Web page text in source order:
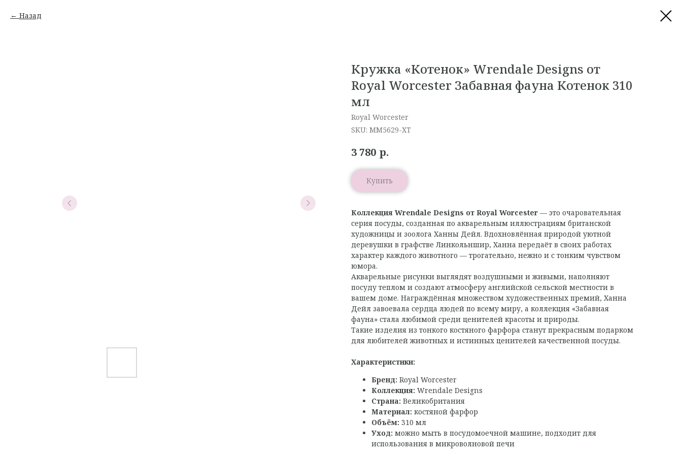
Назад
Кружка «Котенок» Wrendale Designs от
Royal Worcester Забавная фауна Котенок 310
мл
Royal Worcester
SKU: MM5629-XT
3 780 р.
Купить
Коллекция Wrendale Designs от Royal Worcester — это очаровательная
серия посуды, созданная по акварельным иллюстрациям британской
художницы и зоолога Ханны Дейл. Вдохновлённая природой уютной
деревушки в графстве Линкольншир, Ханна передаёт в своих работах
характер каждого животного — трогательно, нежно и с тонким чувством
юмора.
Акварельные рисунки выглядят воздушными и живыми, наполняют
посуду теплом и создают атмосферу английской сельской местности в
вашем доме. Награждённая множеством художественных премий, Ханна
Дейл завоевала сердца людей по всему миру, а коллекция «Забавная
фауна» стала любимой среди ценителей красоты и природы.
Такие изделия из тонкого костяного фарфора станут прекрасным подарком
для любителей животных и истинных ценителей качественной посуды.
Характеристики:
Бренд: Royal Worcester
Коллекция: Wrendale Designs
Страна: Великобритания
Материал: костяной фарфор
Объём: 310 мл
Уход: можно мыть в посудомоечной машине, подходит для
использования в микроволновой печи